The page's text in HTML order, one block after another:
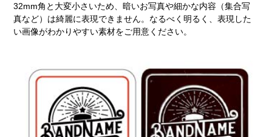
32mm角と大変小さいため、暗いお写真や細かな内容（集合写
真など）は綺麗に表現できません。なるべく明るく、表現した
い画像がわかりやすい素材をご用意ください。